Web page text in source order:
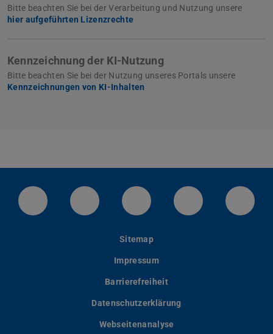
Bitte beachten Sie bei der Verarbeitung und Nutzung unsere
hier aufgeführten Lizenzrechte
Kennzeichnung der KI-Nutzung
Bitte beachten Sie bei der Nutzung unseres Portals unsere
Kennzeichnungen von KI-Inhalten
LinkedIn-Seite der TU Darmstadt
Instagram-Kanal der TU
Bluesky-Kanal der TU
Facebook-
Sitemap
Impressum
Barrierefreiheit
Datenschutzerklärung
Webseitenanalyse